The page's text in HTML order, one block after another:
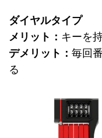
ダイヤルタイプ
メリット： キーを
デメリット： 毎回
る